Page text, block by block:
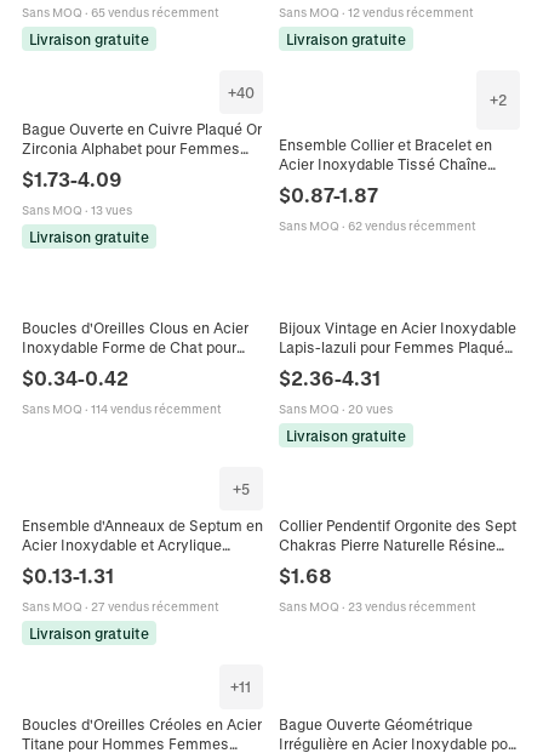
Sans MOQ · 65 vendus récemment
Livraison gratuite
Sans MOQ · 12 vendus récemment
Livraison gratuite
+40
Bague Ouverte en Cuivre Plaqué Or
Zirconia Alphabet pour Femmes
Réglable Lettre Initiale Bijoux
Bague de Doigt Cadeau
$1.73-4.09
Sans MOQ · 13 vues
Livraison gratuite
+2
Ensemble Collier et Bracelet en
Acier Inoxydable Tissé Chaîne
Minimalistes Or Argent Tricolore
$0.87-1.87
Sans MOQ · 62 vendus récemment
Boucles d'Oreilles Clous en Acier
Inoxydable Forme de Chat pour
Femmes Design Cœur Creux
Bijoux de Mode Quotidienne
$0.34-0.42
Sans MOQ · 114 vendus récemment
Bijoux Vintage en Acier Inoxydable
Lapis-lazuli pour Femmes Plaqué
Or Rétro Soleil Motif Serpent Bague
Ouverte Collier
$2.36-4.31
Sans MOQ · 20 vues
Livraison gratuite
+5
Ensemble d'Anneaux de Septum en
Acier Inoxydable et Acrylique
Forme Fleur Papillon Araignée
Bijoux de Piercing pour Homme
Femme
$0.13-1.31
Sans MOQ · 27 vendus récemment
Livraison gratuite
Collier Pendentif Orgonite des Sept
Chakras Pierre Naturelle Résine
Spirale en Cuivre Guérison
Énergétique Reiki Unisexe
$1.68
Sans MOQ · 23 vendus récemment
+11
Boucles d'Oreilles Créoles en Acier
Titane pour Hommes Femmes
Bague Ouverte Géométrique
Irrégulière en Acier Inoxydable pour